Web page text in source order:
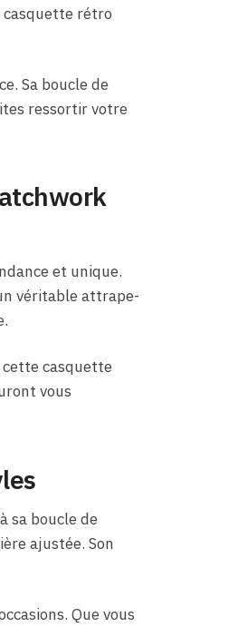
casquette rétro
Sa boucle de
ressortir votre
et unique.
véritable attrape-
casquette
vous
sa boucle de
ajustée. Son
Que vous